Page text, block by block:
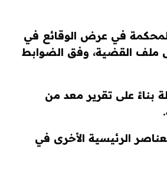
في عرض الوقائع في
ملف القضية، وفق الضوابط
بناءً على تقرير معد من
الرئيسية الأخرى في